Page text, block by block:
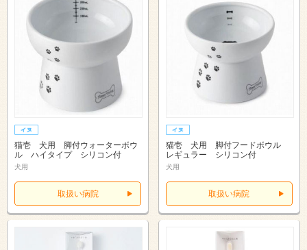
猫壱 犬用 脚付ウォーターボウ
ル ハイタイプ シリコン付
犬用
取扱い病院
猫壱 犬用 脚付フードボウル
レギュラー シリコン付
犬用
取扱い病院